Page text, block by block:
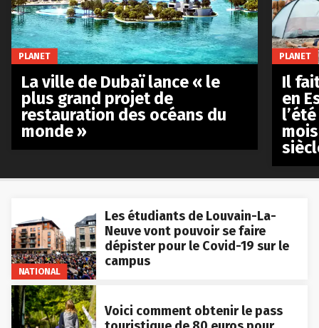
NATIONAL
Les étudiants de Louvain-La-
Neuve vont pouvoir se faire
dépister pour le Covid-19 sur le
campus
Voici comment obtenir le pass
PLANET
La ville de Dubaï lance « le
plus grand projet de
restauration des océans du
monde »
PLANET
Il
en